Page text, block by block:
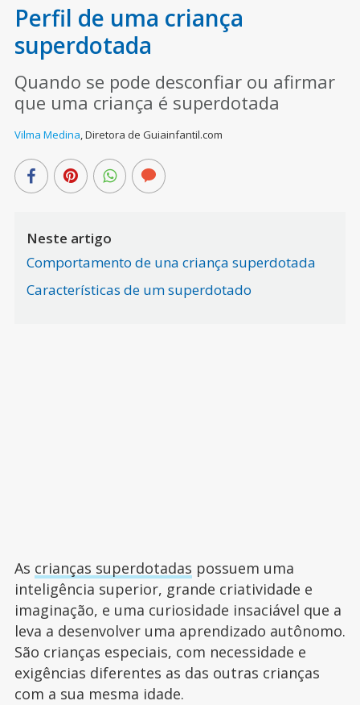
Perfil de uma criança
superdotada
Quando se pode desconfiar ou afirmar
que uma criança é superdotada
Vilma Medina,Diretora de Guiainfantil.com
Neste artigo
Comportamento de una criança superdotada
Características de um superdotado
As crianças superdotadas possuem uma
inteligência superior, grande criatividade e
imaginação, e uma curiosidade insaciável que a
leva a desenvolver uma aprendizado autônomo.
São crianças especiais, com necessidade e
exigências diferentes as das outras crianças
com a sua mesma idade.